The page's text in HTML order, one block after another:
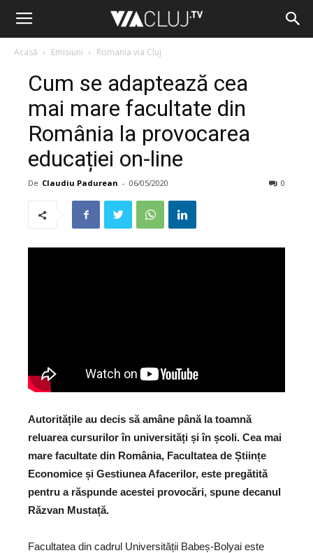
Acasă Emisiuni Romania via Cluj
Cum se adaptează cea
mai mare facultate din
România la provocarea
educației on-line
De Claudiu Padurean - 06/05/2020 0
Autoritățile au decis să amâne până la toamnă
reluarea cursurilor în universități și în școli. Cea mai
mare facultate din România, Facultatea de Științe
Economice și Gestiunea Afacerilor, este pregătită
pentru a răspunde acestei provocări, spune decanul
Răzvan Mustață.
Facultatea din cadrul Universității Babeș-Bolyai este